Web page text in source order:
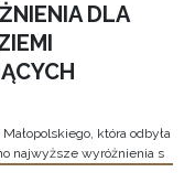
DLA
która odbyła
najwyższe wyróżnienia s